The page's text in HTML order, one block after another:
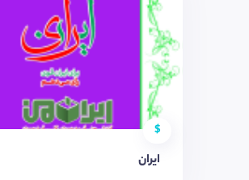
$
ایران